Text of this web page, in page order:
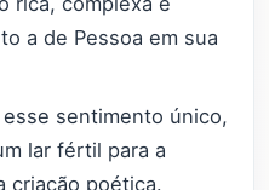
a de Pessoa em sua
sentimento único,
lar fértil para a
criação poética.